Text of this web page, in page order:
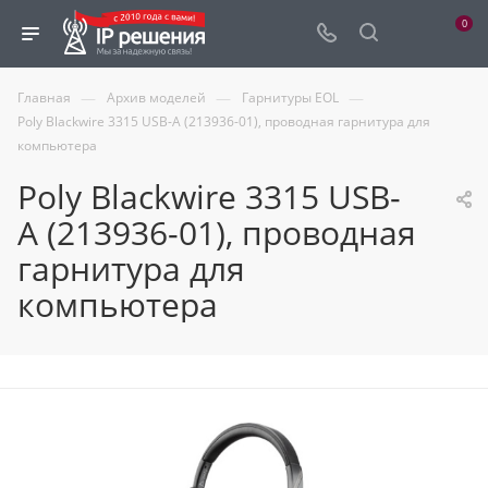
0
Главная — Архив моделей — Гарнитуры EOL —
Poly Blackwire 3315 USB-A (213936-01), проводная гарнитура для
компьютера
Poly Blackwire 3315 USB-
A (213936-01), проводная
гарнитура для
компьютера